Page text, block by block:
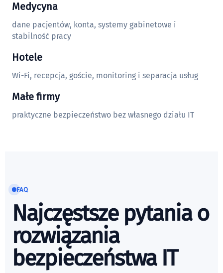
Medycyna
dane pacjentów, konta, systemy gabinetowe i
stabilność pracy
Hotele
Wi-Fi, recepcja, goście, monitoring i separacja usług
Małe firmy
praktyczne bezpieczeństwo bez własnego działu IT
FAQ
Najczęstsze pytania o
rozwiązania
bezpieczeństwa IT